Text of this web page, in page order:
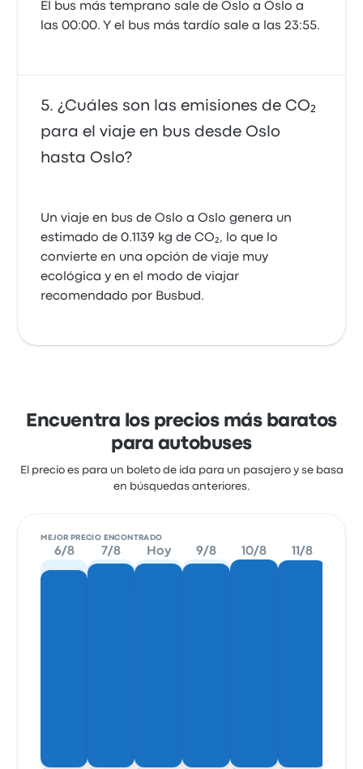
El bus más temprano sale de Oslo a Oslo a
las 00:00. Y el bus más tardío sale a las 23:55.
¿Cuáles son las emisiones de CO₂
para el viaje en bus desde Oslo
hasta Oslo?
Un viaje en bus de Oslo a Oslo genera un
estimado de 0.1139 kg de CO₂, lo que lo
convierte en una opción de viaje muy
ecológica y en el modo de viajar
recomendado por Busbud.
Encuentra los precios más baratos
para autobuses
El precio es para un boleto de ida para un pasajero y se basa
en búsquedas anteriores.
MEJOR PRECIO ENCONTRADO
6/8 7/8 Hoy 9/8 10/8 11/8